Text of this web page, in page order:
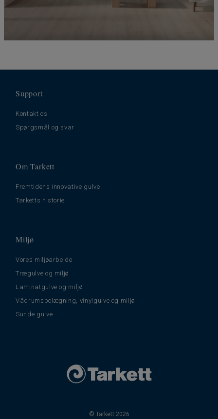
Support
Kontakt os
Spørgsmål og svar
Om Tarkett
Fremtidens innovative gulve
Tarketts historie
Miljø
Vores miljøarbejde
Trægulve og miljø
Laminatgulve og miljø
Vådrumsbelægning, vinylgulve og miljø
Sunde gulve
© Tarkett 2026